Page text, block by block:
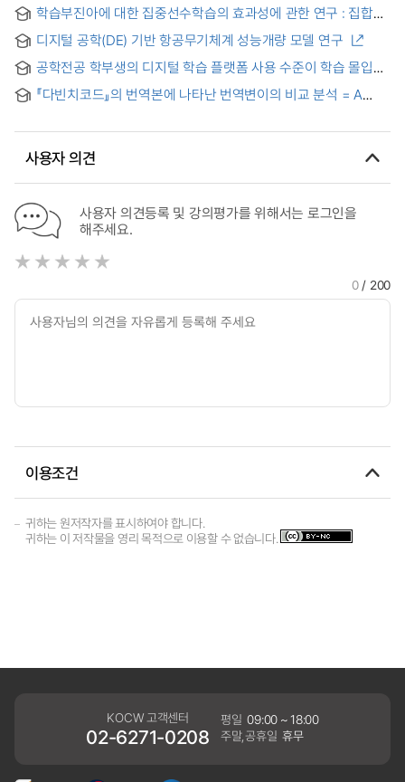
Carlo method
학습부진아에 대한 집중선수학습의 효과성에 관한 연구 : 집합과
수의체계, 식과 그 연산을 중심으로
디지털 공학(DE) 기반 항공무기체계 성능개량 모델 연구
공학전공 학부생의 디지털 학습 플랫폼 사용 수준이 학습 몰입과
학업성과에 미치는 영향
『다빈치코드』의 번역본에 나타난 번역변이의 비교 분석 = A
Vinci Code
사용자 의견
사용자 의견등록 및 강의평가를 위해서는 로그인을
해주세요.
0/ 200
이용조건
귀하는 원저작자를 표시하여야 합니다.
귀하는 이 저작물을 영리 목적으로 이용할 수 없습니다.
KOCW 고객센터
02-6271-0208
평일 09:00 ~ 18:00
주말,공휴일 휴무